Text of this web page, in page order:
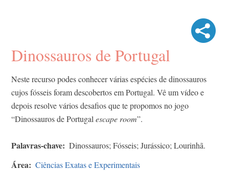
Dinossauros de Portugal
Neste recurso podes conhecer várias espécies de dinossauros
cujos fósseis foram descobertos em Portugal. Vê um vídeo e
depois resolve vários desafios que te propomos no jogo
“Dinossauros de Portugal escape room”.
Palavras-chave Dinossauros; Fósseis; Jurássico; Lourinhã.
Área Ciências Exatas e Experimentais